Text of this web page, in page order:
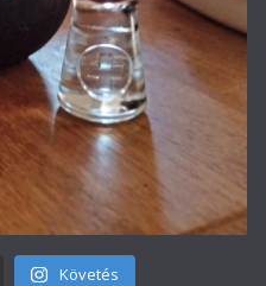
Követés